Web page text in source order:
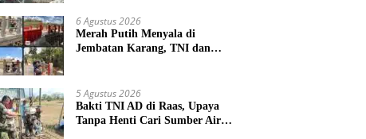
6 Agustus 2026
Merah Putih Menyala di
Jembatan Karang, TNI dan
5 Agustus 2026
Bakti TNI AD di Raas, Upaya
Tanpa Henti Cari Sumber Air